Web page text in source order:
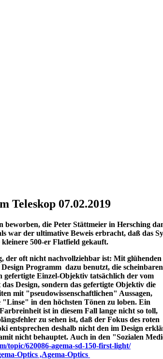
Teleskop 07.02.2019
die Peter Stättmeier in Hersching
war der ultimative Beweis erbracht, daß das
500-er Flatfield gekauft.
der oft nicht nachvollziehbar ist: Mit glühenden
Programm dazu benutzt, die scheinbaren
gefertigte Einzel-Objektiv tatsächlich der vom
Design, sondern das gefertigte Objektiv die
mit "pseudowissenschaftlichen" Aussagen,
in den höchsten Tönen zu loben. Ein
ist in diesem Fall lange nicht so toll,
zu sehen ist, daß der Fokus des roten
entsprechen deshalb nicht den im Design
nicht behauptet. Auch in den "Sozialen
topic/620086-agema-sd-150-first-light/
Optics ,Agema-Optics